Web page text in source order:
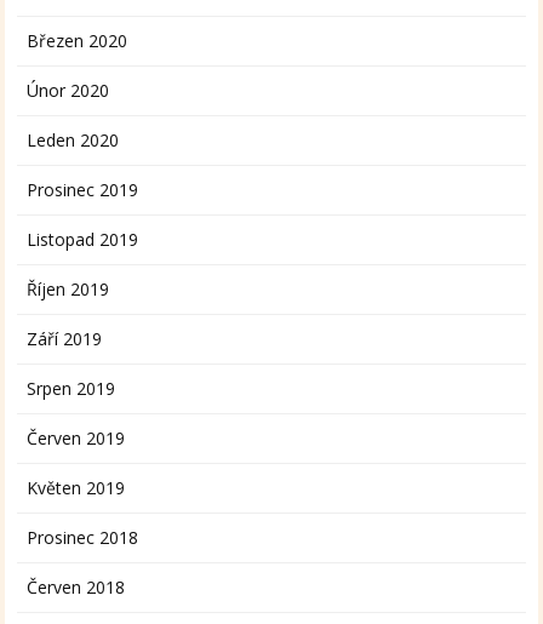
Březen 2020
Únor 2020
Leden 2020
Prosinec 2019
Listopad 2019
Říjen 2019
Září 2019
Srpen 2019
Červen 2019
Květen 2019
Prosinec 2018
Červen 2018